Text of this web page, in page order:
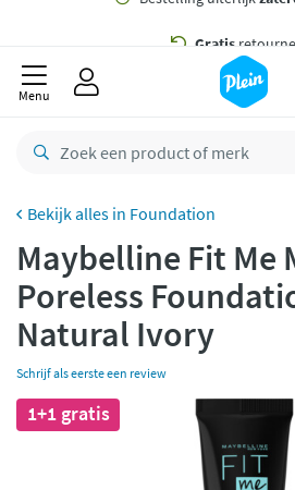
Bestelling uiterlijk
CO2 neutraal
Betaal met
Menu
Foundation
Maybelline Fit Me
Poreless
Natural Ivory
Schrijf als eerste een review
1+1 gratis